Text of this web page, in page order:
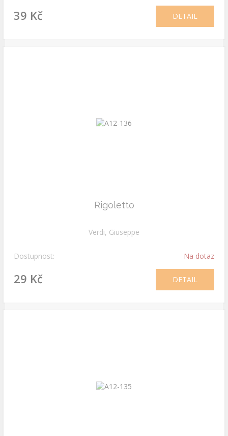
39 Kč DETAIL
Rigoletto
Verdi, Giuseppe
Dostupnost: Na dotaz
29 Kč DETAIL